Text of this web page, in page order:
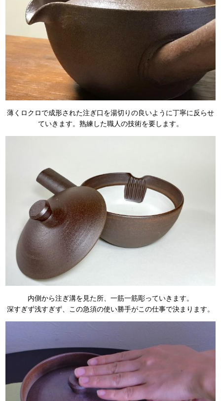
薄くロクロで成形された注ぎ口を湯切りの良いように丁寧に反らせ
ていきます。熟練した職人の技術を要します。
内側から注ぎ溝を見た所、一筋一筋彫っていきます。
深すぎず浅すぎず、この急須の使い勝手がこの仕事で決まります。